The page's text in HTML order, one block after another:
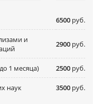
6500 руб.
и
2900 руб.
1 месяца) 2500 руб.
наук 3500 руб.